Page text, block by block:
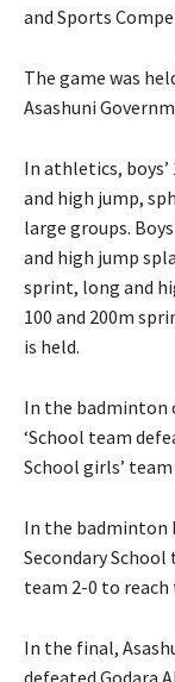
and Sports
The game was
Asashuni
In athletics,
and high jump,
large groups.
and high jump
sprint, long and
100 and 200m
is held.
In the badminton
‘School team
School girls’
In the badminton
Secondary School
team 2-0 to
In the final,